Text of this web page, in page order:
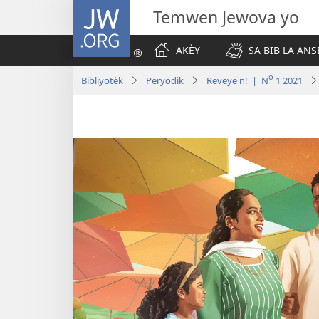
JW.ORG Temwen Jewova yo
AKÈY
SA BIB LA
Bibliyotèk Peryodik Reveye n! | No 1 2021